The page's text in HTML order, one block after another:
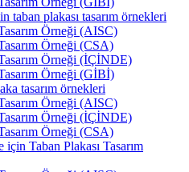
taban plakası tasarım örnekleri
Örneği (AISC)
Örneği (CSA)
Örneği (İÇİNDE)
Örneği (GİBİ)
tasarım örnekleri
Örneği (AISC)
Örneği (İÇİNDE)
Örneği (CSA)
için Taban Plakası Tasarım